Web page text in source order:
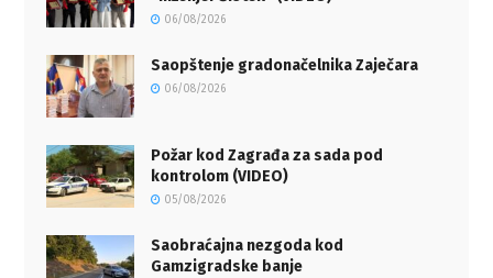
06/08/2026
Saopštenje gradonačelnika Zaječara
06/08/2026
Požar kod Zagrađa za sada pod
kontrolom (VIDEO)
05/08/2026
Saobraćajna nezgoda kod
Gamzigradske banje